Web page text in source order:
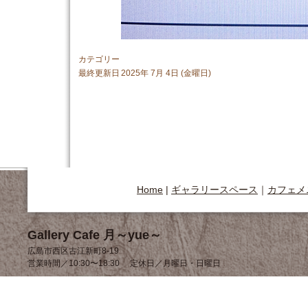
カテゴリー
最終更新日 2025年 7月 4日 (金曜日)
Home | ギャラリースペース ｜ カフェ
Gallery Cafe 月～yue～
広島市西区古江新町8-19
営業時間／10:30〜18:30 定休日／月曜日・日曜日